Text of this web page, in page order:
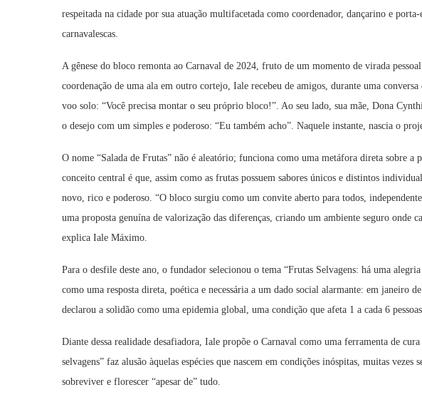
respeitada na cidade por sua atuação multifacetada como coordenador, dançarino e
carnavalescas.
A gênese do bloco remonta ao Carnaval de 2024, fruto de um momento de virada
coordenação de uma ala em outro cortejo, Iale recebeu de amigos, durante uma
voo solo: “Você precisa montar o seu próprio bloco!”. Ao seu lado, sua mãe, Dona
o desejo com um simples e poderoso: “Eu também acho”. Naquele instante, nascia o
O nome “Salada de Frutas” não é aleatório; funciona como uma metáfora direta sobre a
conceito central é que, assim como as frutas possuem sabores únicos e distintos
novo, rico e poderoso. “O bloco surgiu como um convite aberto para todos,
uma proposta genuína de valorização das diferenças, criando um ambiente seguro onde
explica Iale Máximo.
Para o desfile deste ano, o fundador selecionou o tema “Frutas Selvagens: há uma
como uma resposta direta, poética e necessária a um dado social alarmante: em janeiro
declarou a solidão como uma epidemia global, uma condição que afeta 1 a cada 6
Diante dessa realidade desafiadora, Iale propõe o Carnaval como uma ferramenta de
selvagens” faz alusão àquelas espécies que nascem em condições inóspitas, muitas vezes
sobreviver e florescer “apesar de” tudo.